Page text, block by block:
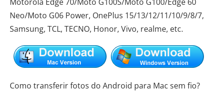
Neo/Moto G06 Power, OnePlus 15/13/12/11/10/9/8/7,
Samsung, TCL, TECNO, Honor, Vivo, realme, etc.
Como transferir fotos do Android para Mac sem fio?